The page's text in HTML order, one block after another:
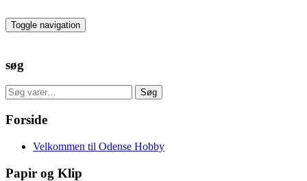
to
the
Toggle navigation
søg
Søg
efter:
Søg
Forside
Velkommen til Odense Hobby
Papir og Klip